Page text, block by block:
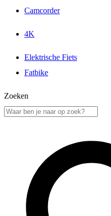
Camcorder
4K
Elektrische Fiets
Fatbike
Zoeken